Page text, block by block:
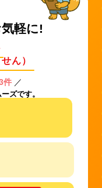
軽に!
ん）
件 ／
ズです。